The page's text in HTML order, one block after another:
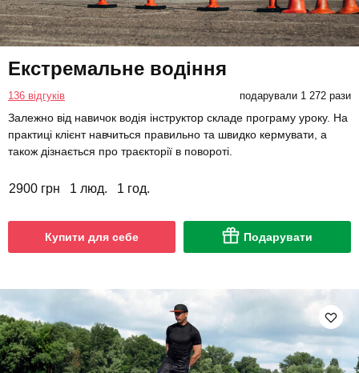
Екстремальне водіння
136 відгуків подарували 1 272 рази
Залежно від навичок водія інструктор складе програму уроку. На
практиці клієнт навчиться правильно та швидко кермувати, а
також дізнається про траєкторії в повороті.
2900 грн 1 люд. 1 год.
Купити для себе Подарувати